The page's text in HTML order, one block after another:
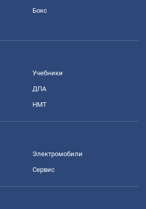
Бокс
Учебники
ДПА
НМТ
Электромобили
Сервис